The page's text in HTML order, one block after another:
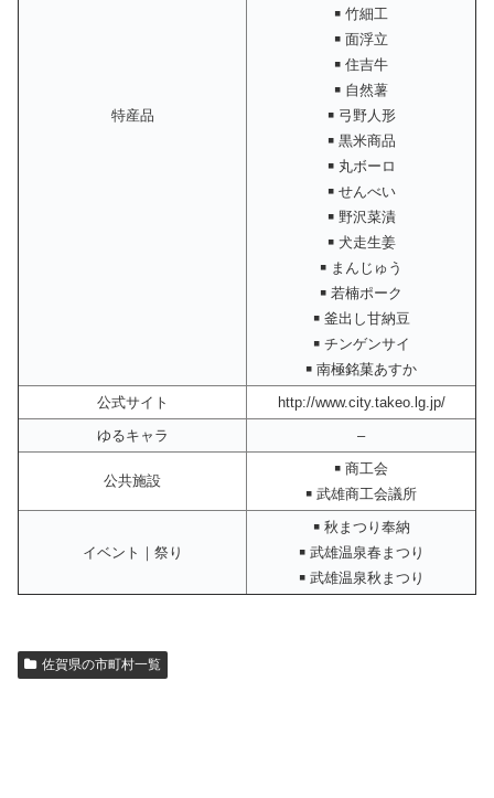
特産品
￭ 竹細工
￭ 面浮立
￭ 住吉牛
￭ 自然薯
￭ 弓野人形
￭ 黒米商品
￭ 丸ボーロ
￭ せんべい
￭ 野沢菜漬
￭ 犬走生姜
￭ まんじゅう
￭ 若楠ポーク
￭ 釜出し甘納豆
￭ チンゲンサイ
￭ 南極銘菓あすか
公式サイト
http://www.city.takeo.lg.jp/
ゆるキャラ
–
公共施設
￭ 商工会
￭ 武雄商工会議所
イベント｜祭り
￭ 秋まつり奉納
￭ 武雄温泉春まつり
￭ 武雄温泉秋まつり
佐賀県の市町村一覧